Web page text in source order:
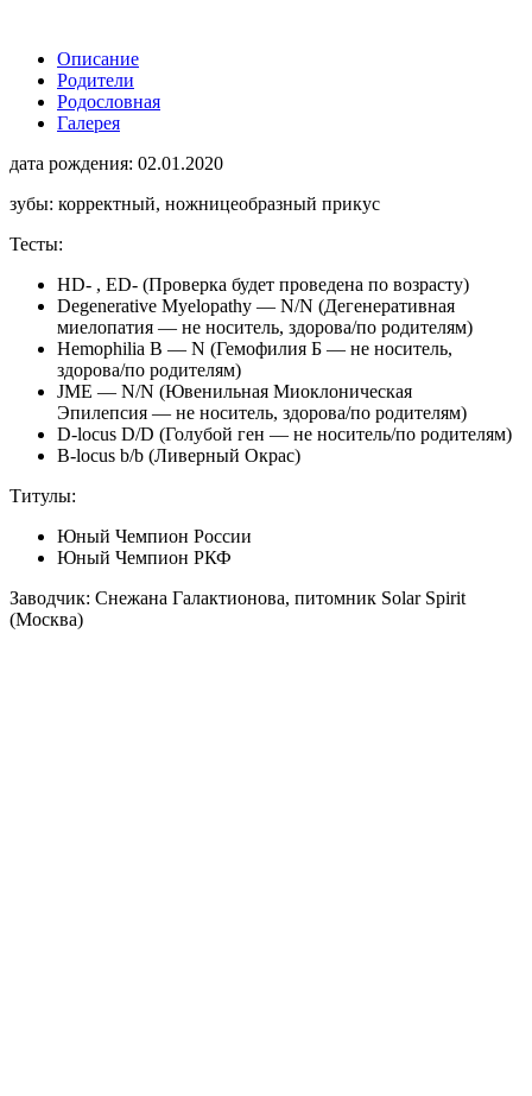
Описание
Родители
Родословная
Галерея
дата рождения: 02.01.2020
зубы: корректный, ножницеобразный прикус
Тесты:
HD- , ED- (Проверка будет проведена по возрасту)
Degenerative Myelopathy — N/N (Дегенеративная
миелопатия — не носитель, здорова/по родителям)
Hemophilia B — N (Гемофилия Б — не носитель,
здорова/по родителям)
JME — N/N (Ювенильная Миоклоническая
Эпилепсия — не носитель, здорова/по родителям)
D-locus D/D (Голубой ген — не носитель/по родителям)
B-locus b/b (Ливерный Окрас)
Титулы:
Юный Чемпион России
Юный Чемпион РКФ
Заводчик: Снежана Галактионова, питомник Solar Spirit
(Москва)